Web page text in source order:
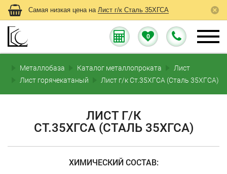
Самая низкая цена на Лист г/к Сталь 35ХГСА
0
Металлобаза Каталог металлопроката
Лист
Лист горячекатаный
Лист г/к Ст.35ХГСА (Сталь 35ХГСА)
ЛИСТ Г/К
СТ.35ХГСА (СТАЛЬ 35ХГСА)
ХИМИЧЕСКИЙ СОСТАВ: